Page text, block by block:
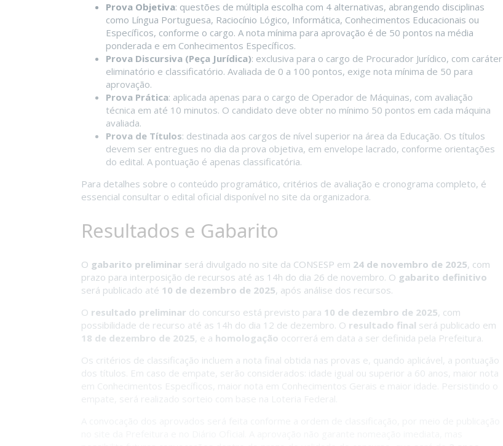
Prova Objetiva: questões de múltipla escolha com 4 alternativas, abrangendo disciplinas
como Língua Portuguesa, Raciocínio Lógico, Informática, Conhecimentos Educacionais ou
Específicos, conforme o cargo. A nota mínima para aprovação é de 50 pontos na média
ponderada e em Conhecimentos Específicos.
Prova Discursiva (Peça Jurídica): exclusiva para o cargo de Procurador Jurídico, com caráter
eliminatório e classificatório. Avaliada de 0 a 100 pontos, exige nota mínima de 50 para
aprovação.
Prova Prática: aplicada apenas para o cargo de Operador de Máquinas, com avaliação
técnica em até 10 minutos. O candidato deve obter no mínimo 50 pontos em cada máquina
avaliada.
Prova de Títulos: destinada aos cargos de nível superior na área da Educação. Os títulos
devem ser entregues no dia da prova objetiva, em envelope lacrado, conforme orientações
do edital. A pontuação é apenas classificatória.
Para detalhes sobre o conteúdo programático, critérios de avaliação e cronograma completo, é
essencial consultar o edital oficial disponível no site da organizadora.
Resultados e Gabarito
O gabarito preliminar será divulgado no site da CONSESP em 24 de novembro de 2025, com
prazo para interposição de recursos até as 14h do dia 26 de novembro. O gabarito definitivo
será publicado até 10 de dezembro de 2025, após análise dos recursos.
O resultado preliminar do concurso está previsto para 10 de dezembro de 2025, com
possibilidade de recurso até as 14h do dia 12 de dezembro. O resultado final será publicado em
18 de dezembro de 2025 , e a homologação ocorrerá em data a ser definida pela Prefeitura.
Os critérios de classificação incluem a nota final obtida nas provas e, quando aplicável, a pontuação
dos títulos. Em caso de empate, serão considerados: idade igual ou superior a 60 anos, maior nota
em Conhecimentos Específicos, maior nota em Conhecimentos Gerais e maior idade. Persistindo o